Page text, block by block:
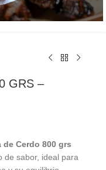
GRS –
de Cerdo 800 grs
de sabor, ideal para